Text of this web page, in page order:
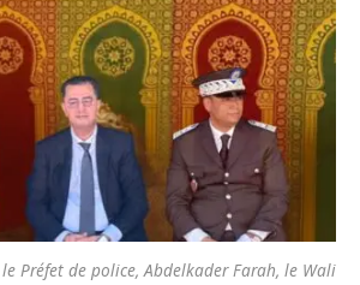
Préfet de police, Abdelkader Farah, le Wali